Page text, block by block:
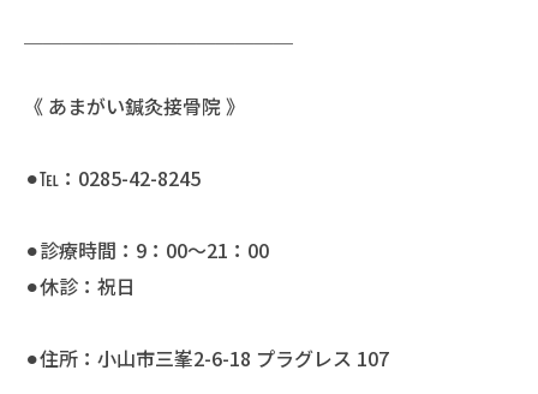
《 あまがい鍼灸接骨院 》
⚫︎℡：0285-42-8245
⚫︎診療時間：9：00〜21：00
⚫︎休診：祝日
⚫︎住所：小山市三峯2-6-18 プラグレス 107